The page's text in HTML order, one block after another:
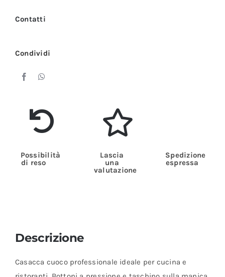
Contatti
Condividi
Possibilità
di reso
Lascia
una
valutazione
Spedizione
espressa
Descrizione
Casacca cuoco professionale ideale per cucina e